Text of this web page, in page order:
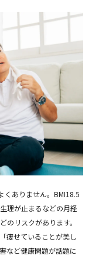
くありません。BMI18.5
理が止まるなどの月経
のリスクがあります。
痩せていることが美し
など健康問題が話題に